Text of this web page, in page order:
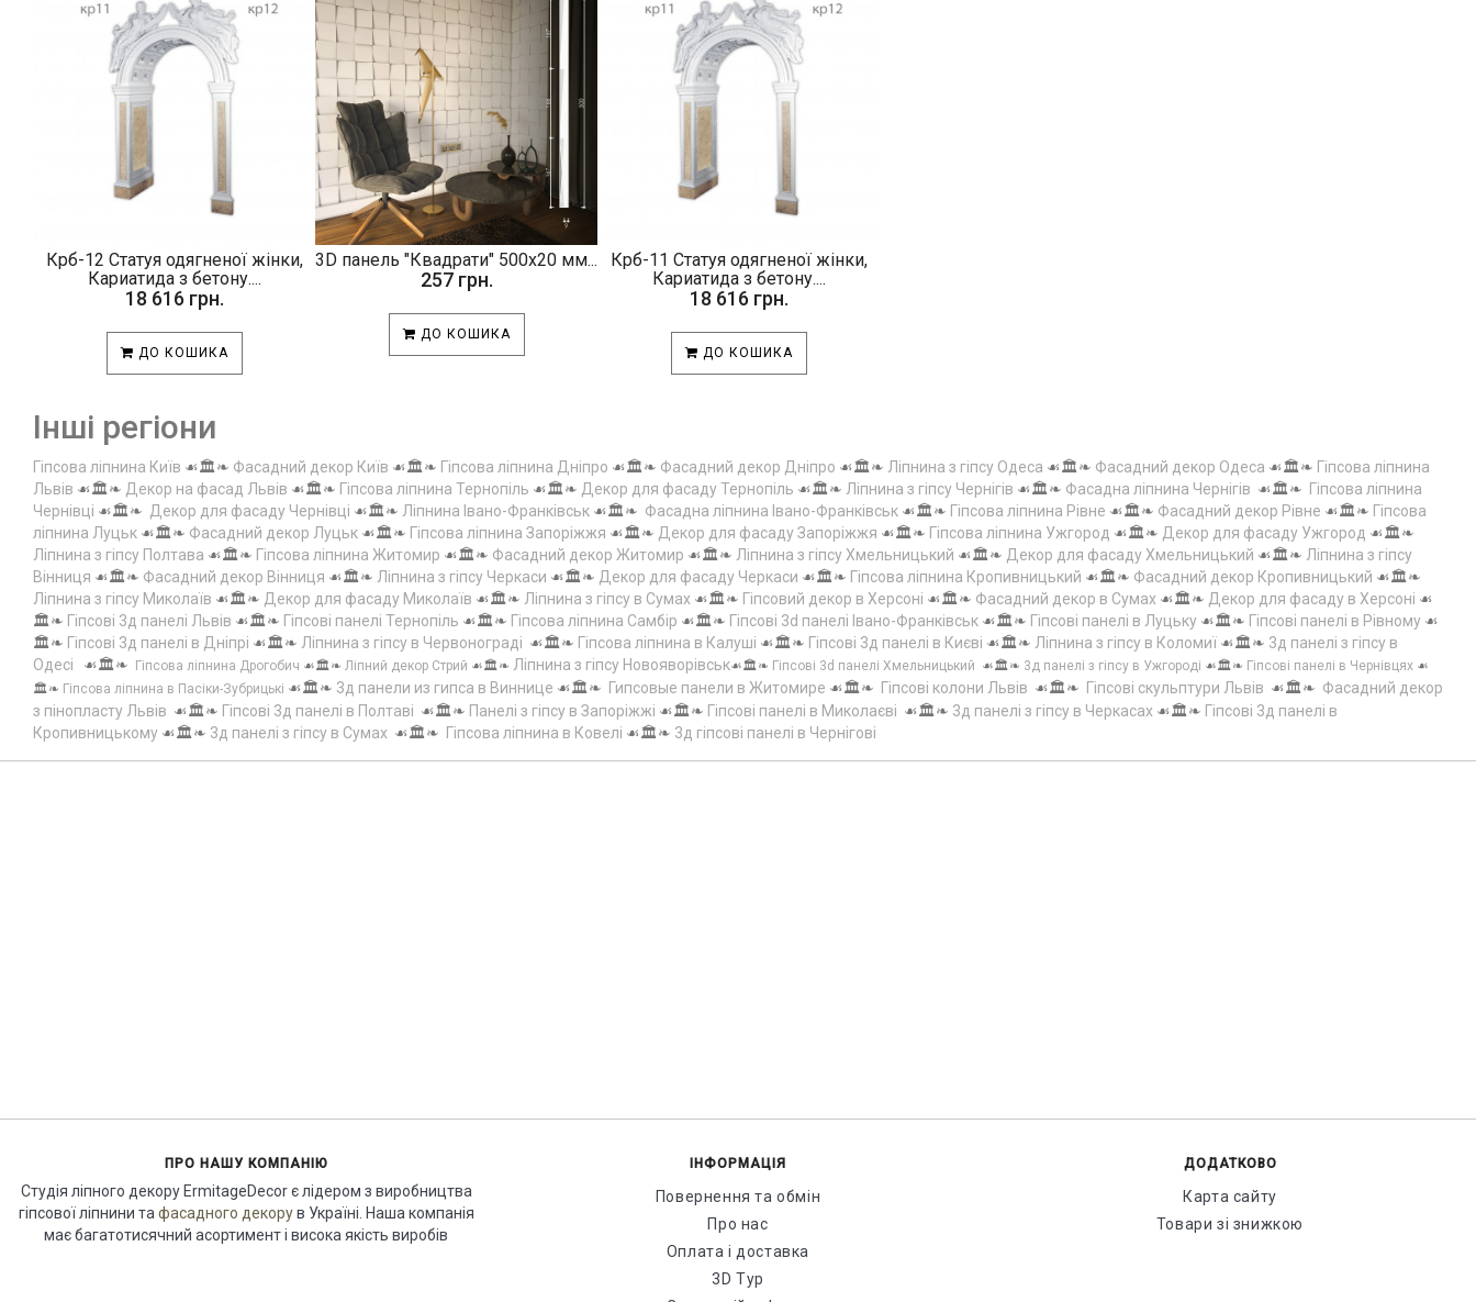
Крб-12 Статуя одягненої жінки,
Кариатида з бетону....
18 616 грн.
ДО КОШИКА
3D панель "Квадрати" 500х20 мм...
257 грн.
ДО КОШИКА
Крб-11 Статуя одягненої жінки,
Кариатида з бетону....
18 616 грн.
ДО КОШИКА
Інші регіони
Гіпсова ліпнина Київ ☙🏛️❧ Фасадний декор Київ ☙🏛️❧ Гіпсова ліпнина Дніпро ☙🏛️❧ Фасадний декор Дніпро ☙🏛️❧ Ліпнина з гіпсу Одеса ☙🏛️❧ Фасадний декор Одеса ☙🏛️❧ Гіпсова ліпнина
Львів ☙🏛️❧ Декор на фасад Львів ☙🏛️❧ Гіпсова ліпнина Тернопіль ☙🏛️❧ Декор для фасаду Тернопіль ☙🏛️❧ Ліпнина з гіпсу Чернігів ☙🏛️❧ Фасадна ліпнина Чернігів ☙🏛️❧ Гіпсова ліпнина
Чернівці ☙🏛️❧ Декор для фасаду Чернівці ☙🏛️❧ Ліпнина Івано-Франківськ ☙🏛️❧ Фасадна ліпнина Івано-Франківськ ☙🏛️❧ Гіпсова ліпнина Рівне ☙🏛️❧ Фасадний декор Рівне ☙🏛️❧ Гіпсова
ліпнина Луцьк ☙🏛️❧ Фасадний декор Луцьк ☙🏛️❧ Гіпсова ліпнина Запоріжжя ☙🏛️❧ Декор для фасаду Запоріжжя ☙🏛️❧ Гіпсова ліпнина Ужгород ☙🏛️❧ Декор для фасаду Ужгород ☙🏛️❧
Ліпнина з гіпсу Полтава ☙🏛️❧ Гіпсова ліпнина Житомир ☙🏛️❧ Фасадний декор Житомир ☙🏛️❧ Ліпнина з гіпсу Хмельницький ☙🏛️❧ Декор для фасаду Хмельницький ☙🏛️❧ Ліпнина з гіпсу
Вінниця ☙🏛️❧ Фасадний декор Вінниця ☙🏛️❧ Ліпнина з гіпсу Черкаси ☙🏛️❧ Декор для фасаду Черкаси ☙🏛️❧ Гіпсова ліпнина Кропивницький ☙🏛️❧ Фасадний декор Кропивницький ☙🏛️❧
Ліпнина з гіпсу Миколаїв ☙🏛️❧ Декор для фасаду Миколаїв ☙🏛️❧ Ліпнина з гіпсу в Сумах ☙🏛️❧ Гіпсовий декор в Херсоні ☙🏛️❧ Фасадний декор в Сумах ☙🏛️❧ Декор для фасаду в Херсоні ☙
🏛️❧ Гіпсові 3д панелі Львів ☙🏛️❧ Гіпсові панелі Тернопіль ☙🏛️❧ Гіпсова ліпнина Самбір ☙🏛️❧ Гіпсові 3d панелі Івано-Франківськ ☙🏛️❧ Гіпсові панелі в Луцьку ☙🏛️❧ Гіпсові панелі в Рівному ☙
🏛️❧ Гіпсові 3д панелі в Дніпрі ☙🏛️❧ Ліпнина з гіпсу в Червонограді ☙🏛️❧ Гіпсова ліпнина в Калуші ☙🏛️❧ Гіпсові 3д панелі в Києві ☙🏛️❧ Ліпнина з гіпсу в Коломиї ☙🏛️❧ 3д панелі з гіпсу в
Одесі ☙🏛️❧ Гіпсова ліпнина Дрогобич ☙🏛️❧ Ліпний декор Стрий ☙🏛️❧ Ліпнина з гіпсу Новояворівськ☙🏛️❧ Гіпсові 3d панелі Хмельницький ☙🏛️❧ 3д панелі з гіпсу в Ужгороді ☙🏛️❧ Гіпсові панелі в Чернівцях ☙
🏛️❧ Гіпсова ліпнина в Пасіки-Зубрицькі ☙🏛️❧ 3д панели из гипса в Виннице ☙🏛️❧ Гипсовые панели в Житомире ☙🏛️❧ Гіпсові колони Львів ☙🏛️❧ Гіпсові скульптури Львів ☙🏛️❧ Фасадний декор
з пінопласту Львів ☙🏛️❧ Гіпсові 3д панелі в Полтаві ☙🏛️❧ Панелі з гіпсу в Запоріжжі ☙🏛️❧ Гіпсові панелі в Миколаєві ☙🏛️❧ 3д панелі з гіпсу в Черкасах ☙🏛️❧ Гіпсові 3д панелі в
Кропивницькому ☙🏛️❧ 3д панелі з гіпсу в Сумах ☙🏛️❧ Гіпсова ліпнина в Ковелі ☙🏛️❧ 3д гіпсові панелі в Чернігові
ПРО НАШУ КОМПАНІЮ
Студія ліпного декору ErmitageDecor є лідером з виробництва
гіпсової ліпнини та фасадного декорув Україні. Наша компанія
має багатотисячний асортимент і висока якість виробів
ІНФОРМАЦІЯ
Повернення та обмін
Про нас
Оплата і доставка
3D Тур
ДОДАТКОВО
Карта сайту
Товари зі знижкою